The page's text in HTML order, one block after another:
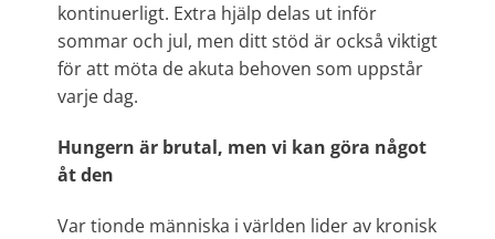
kontinuerligt. Extra hjälp delas ut inför
sommar och jul, men ditt stöd är också viktigt
för att möta de akuta behoven som uppstår
varje dag.
Hungern är brutal, men vi kan göra något
åt den
Var tionde människa i världen lider av kronisk